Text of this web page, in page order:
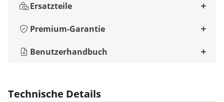
Ersatzteile
Premium-Garantie
Benutzerhandbuch
Technische Details